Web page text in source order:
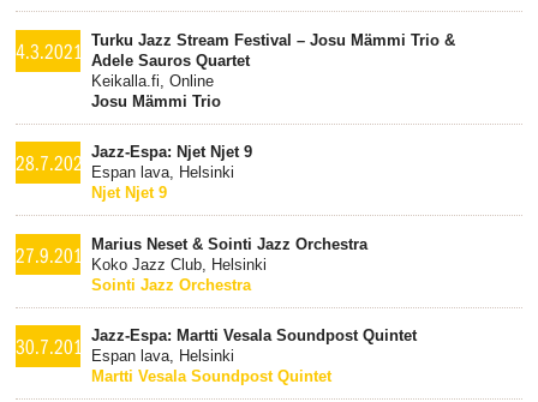
4.3.2021
Turku Jazz Stream Festival – Josu Mämmi Trio &
Adele Sauros Quartet
Keikalla.fi, Online
Josu Mämmi Trio
28.7.2020Jazz-Espa: Njet Njet 9
Espan lava, Helsinki
Njet Njet 9
27.9.2019Marius Neset & Sointi Jazz Orchestra
Koko Jazz Club, Helsinki
Sointi Jazz Orchestra
30.7.2019Jazz-Espa: Martti Vesala Soundpost Quintet
Espan lava, Helsinki
Martti Vesala Soundpost Quintet